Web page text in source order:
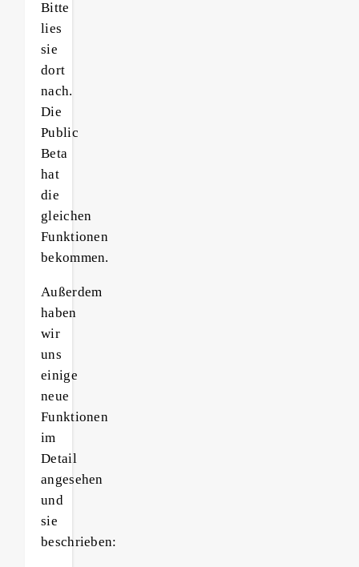
Bitte
lies
sie
dort
nach.
Die
Public
Beta
hat
die
gleichen
Funktionen
bekommen.
Außerdem
haben
wir
uns
einige
neue
Funktionen
im
Detail
angesehen
und
sie
beschrieben: